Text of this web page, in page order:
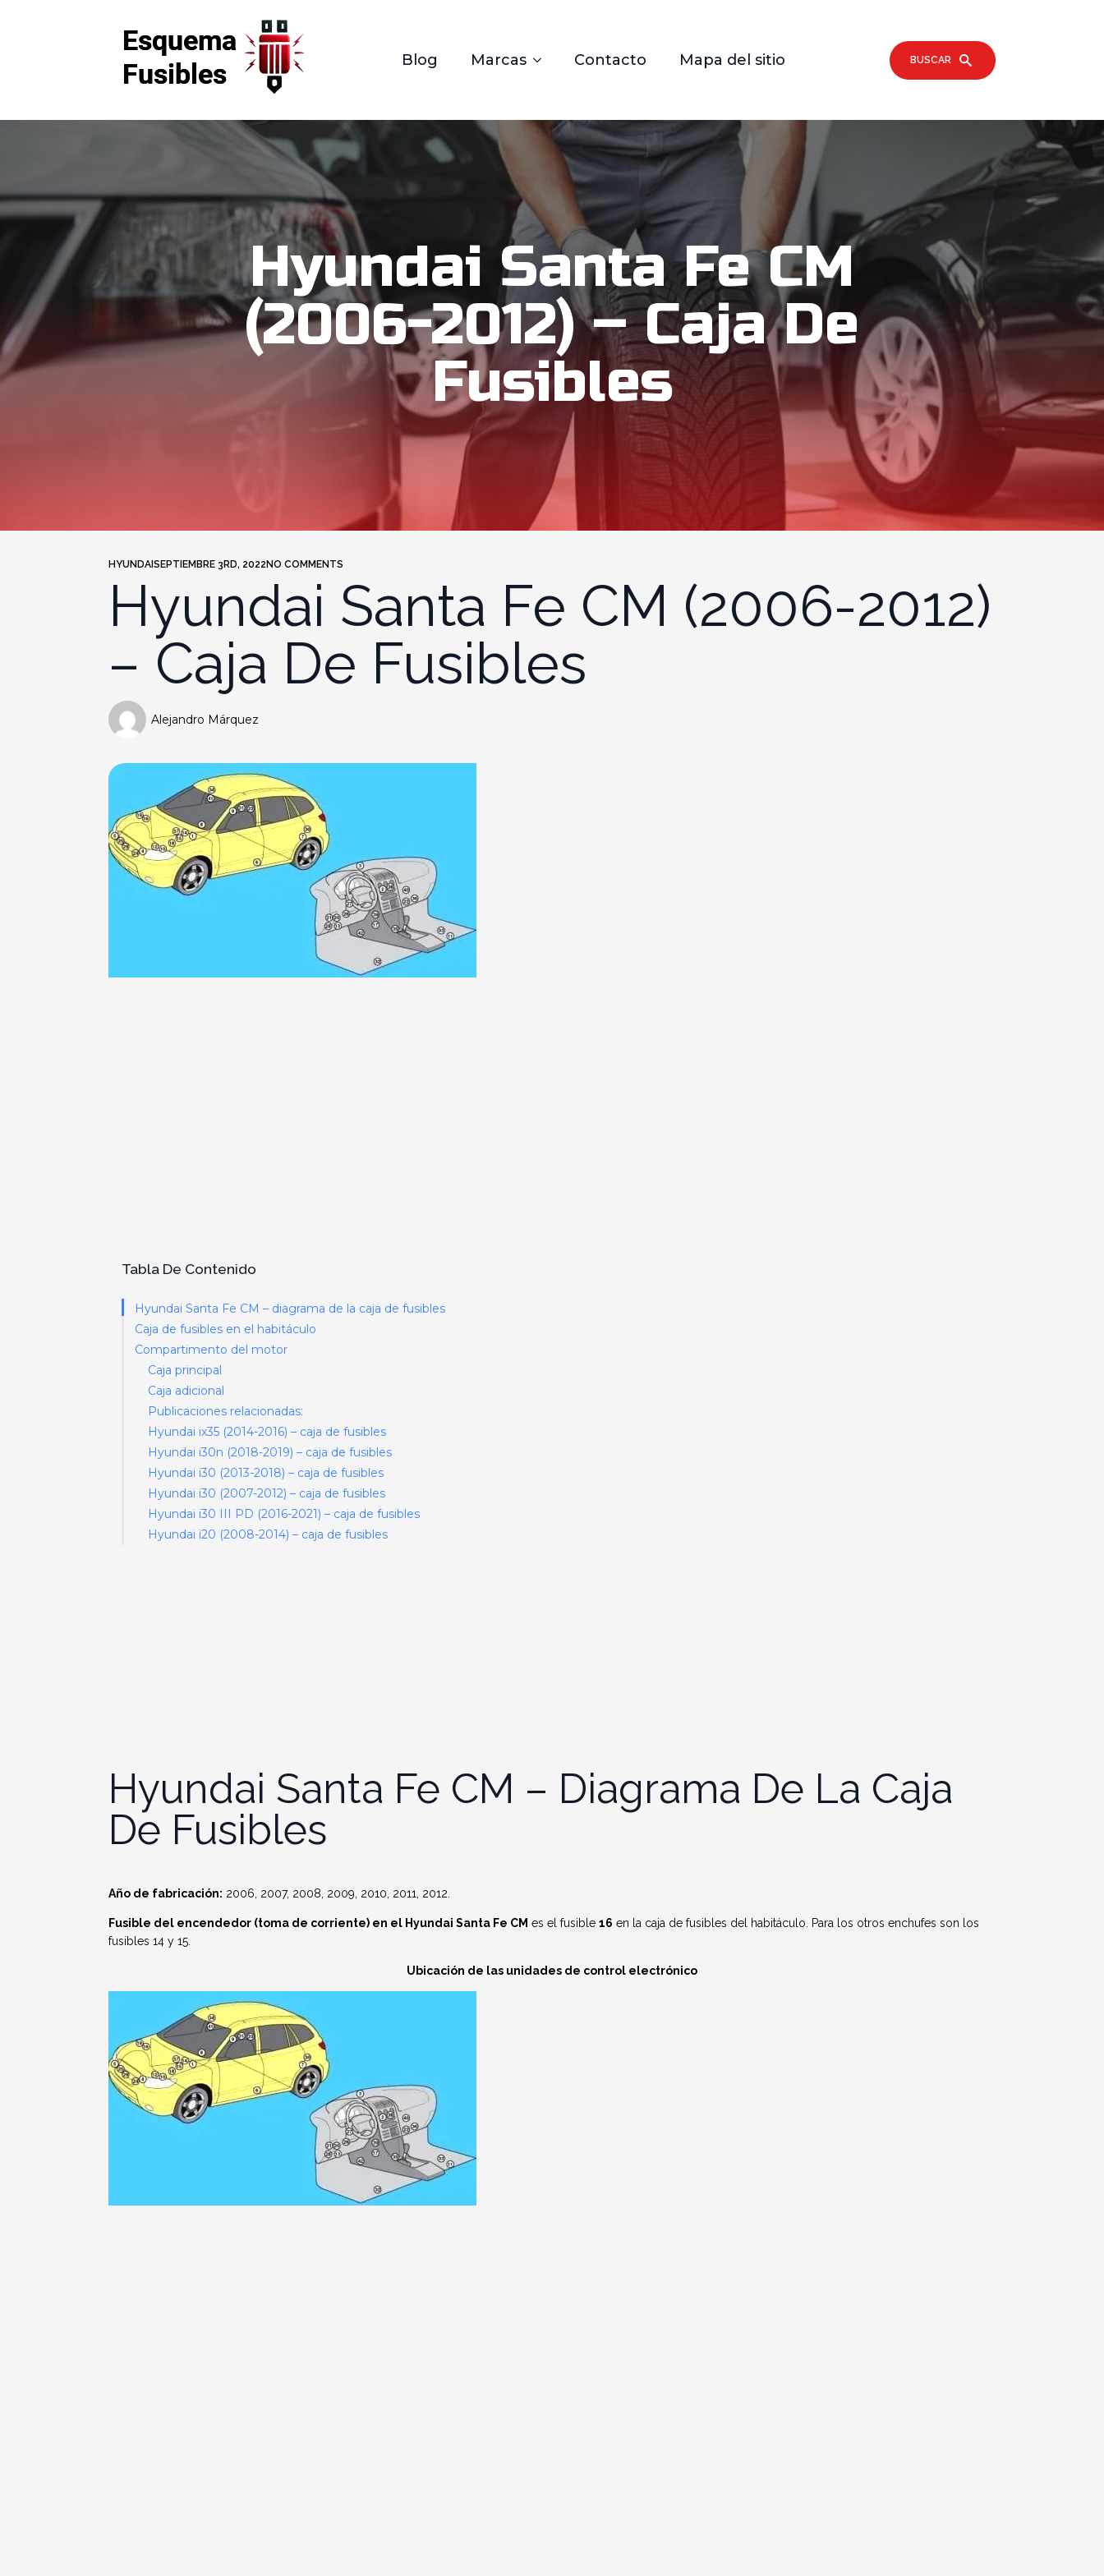
Blog Marcas Contacto Mapa del sitio BUSCAR
Hyundai Santa Fe CM
(2006-2012) – Caja De
Fusibles
HYUNDAI SEPTIEMBRE 3RD, 2022 NO COMMENTS
Hyundai Santa Fe CM (2006-2012)
– Caja De Fusibles
Alejandro Márquez
Tabla De Contenido
Hyundai Santa Fe CM – diagrama de la caja de fusibles
Caja de fusibles en el habitáculo
Compartimento del motor
Caja principal
Caja adicional
Publicaciones relacionadas:
Hyundai ix35 (2014-2016) – caja de fusibles
Hyundai i30n (2018-2019) – caja de fusibles
Hyundai i30 (2013-2018) – caja de fusibles
Hyundai i30 (2007-2012) – caja de fusibles
Hyundai i30 III PD (2016-2021) – caja de fusibles
Hyundai i20 (2008-2014) – caja de fusibles
Hyundai Santa Fe CM – Diagrama De La Caja
De Fusibles
Año de fabricación: 2006, 2007, 2008, 2009, 2010, 2011, 2012.
Fusible del encendedor (toma de corriente) en el Hyundai Santa Fe CM es el fusible 16 en la caja de fusibles del habitáculo. Para los otros enchufes son los
fusibles 14 y 15.
Ubicación de las unidades de control electrónico